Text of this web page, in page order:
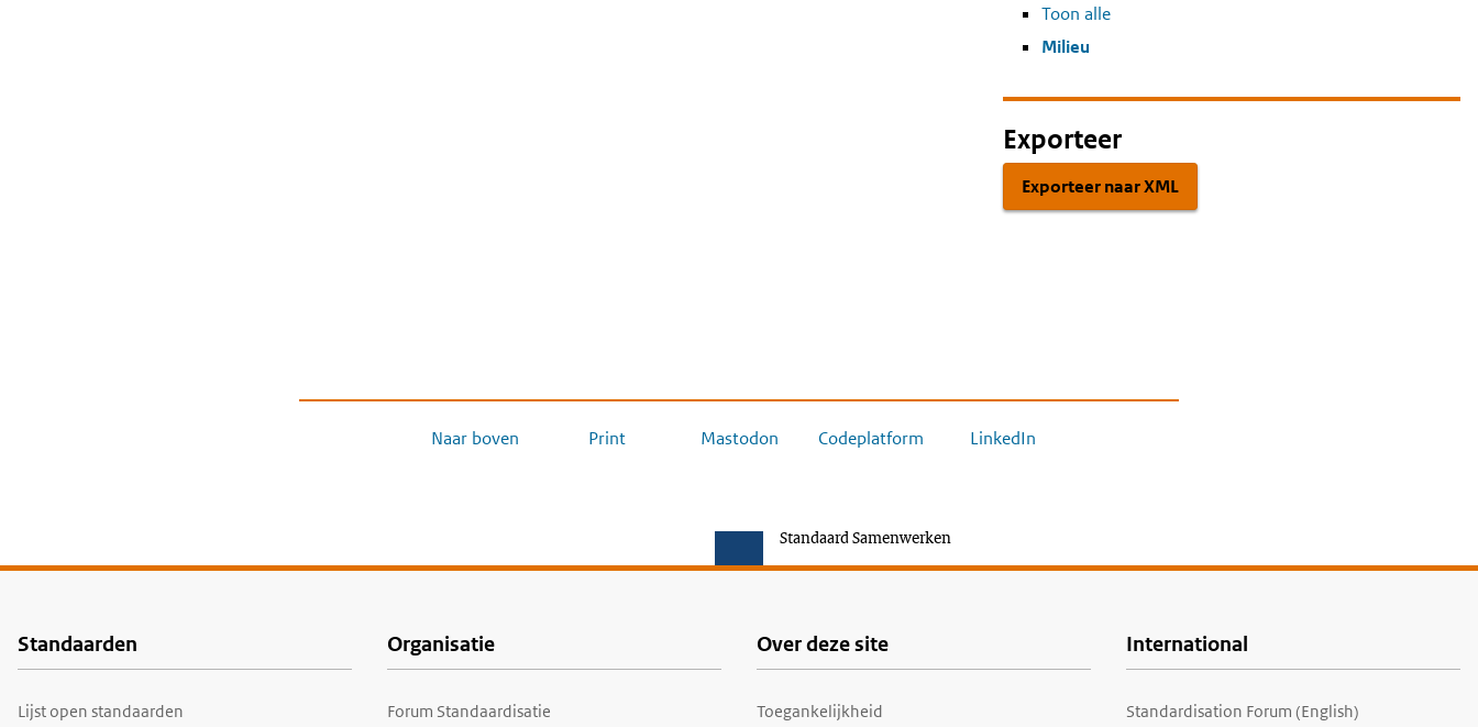
Toon alle
Milieu
Exporteer
Exporteer naar XML
Naar boven Print Mastodon Codeplatform LinkedIn
Standaard Samenwerken
Voet
Standaarden
Lijst open standaarden
Organisatie
Forum Standaardisatie
Over deze site
Toegankelijkheid
International
Standardisation Forum (English)